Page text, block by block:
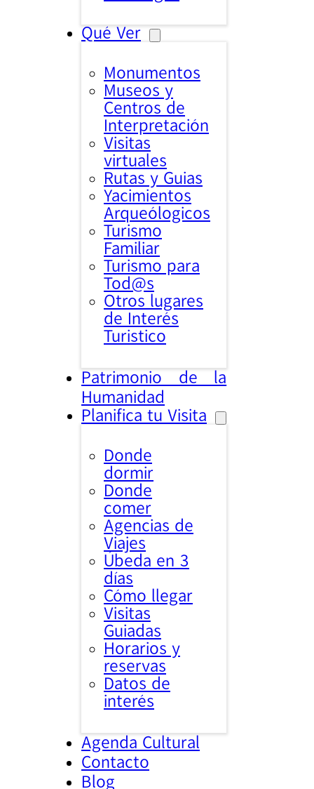
Qué Ver
Monumentos
Museos y
Centros de
Interpretación
Visitas
virtuales
Rutas y Guias
Yacimientos
Arqueólogicos
Turismo
Familiar
Turismo para
Tod@s
Otros lugares
de Interés
Turistico
Patrimonio de la
Humanidad
Planifica tu Visita
Donde
dormir
Donde
comer
Agencias de
Viajes
Úbeda en 3
días
Cómo llegar
Visitas
Guiadas
Horarios y
reservas
Datos de
interés
Agenda Cultural
Contacto
Blog